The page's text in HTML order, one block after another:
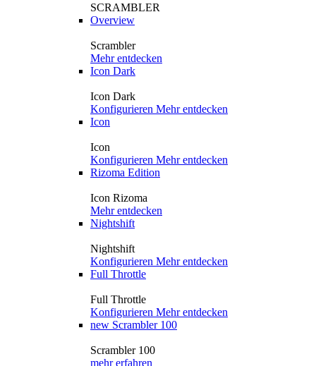
SCRAMBLER
Overview
Scrambler
Mehr entdecken
Icon Dark
Icon Dark
Konfigurieren Mehr entdecken
Icon
Icon
Konfigurieren Mehr entdecken
Rizoma Edition
Icon Rizoma
Mehr entdecken
Nightshift
Nightshift
Konfigurieren Mehr entdecken
Full Throttle
Full Throttle
Konfigurieren Mehr entdecken
new Scrambler 100
Scrambler 100
mehr erfahren